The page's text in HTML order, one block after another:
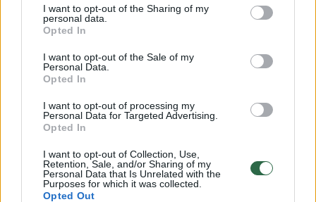
I want to opt-out of the Sharing of my
personal data.
Opted In
I want to opt-out of the Sale of my
Personal Data.
Opted In
I want to opt-out of processing my
Personal Data for Targeted Advertising.
Opted In
I want to opt-out of Collection, Use,
Retention, Sale, and/or Sharing of my
Personal Data that Is Unrelated with the
Purposes for which it was collected.
Opted Out
Ministras teigia, kad
„Harmony Link“ jungties
perkėlimas į sausumą
Lietuvai sutaupė 600 mln.
eurų
D.